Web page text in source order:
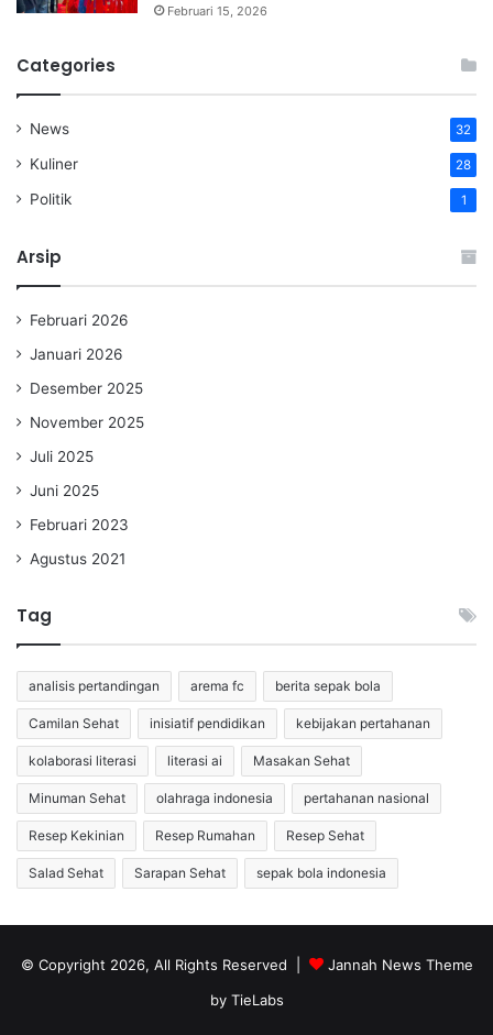
Februari 15, 2026
Categories
News 32
Kuliner 28
Politik 1
Arsip
Februari 2026
Januari 2026
Desember 2025
November 2025
Juli 2025
Juni 2025
Februari 2023
Agustus 2021
Tag
analisis pertandingan arema fc berita sepak bola
Camilan Sehat inisiatif pendidikan kebijakan pertahanan
kolaborasi literasi literasi ai Masakan Sehat
Minuman Sehat olahraga indonesia pertahanan nasional
Resep Kekinian Resep Rumahan Resep Sehat
Salad Sehat Sarapan Sehat sepak bola indonesia
© Copyright 2026, All Rights Reserved |
Jannah News Theme
by TieLabs